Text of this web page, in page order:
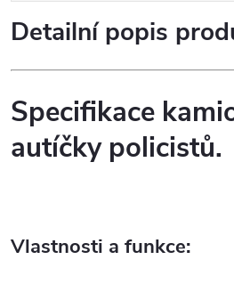
Detailní popis
Specifikace
autíčky policistů.
Vlastnosti a funkce: